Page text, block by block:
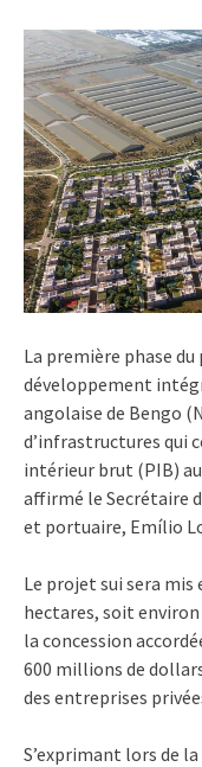
La première phase
développement
angolaise de Bengo
d’infrastructures qui
intérieur brut (PIB) au
affirmé le Secrétaire
et portuaire, Emílio
Le projet sui sera mis
hectares, soit
la concession
600 millions de
des entreprises
S’exprimant lors de